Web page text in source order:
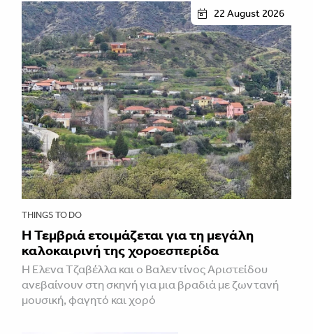
22 August 2026
THINGS TO DO
Η Τεμβριά ετοιμάζεται για τη μεγάλη
καλοκαιρινή της χοροεσπερίδα
Η Έλενα Τζαβέλλα και ο Βαλεντίνος Αριστείδου
ανεβαίνουν στη σκηνή για μια βραδιά με ζωντανή
μουσική, φαγητό και χορό